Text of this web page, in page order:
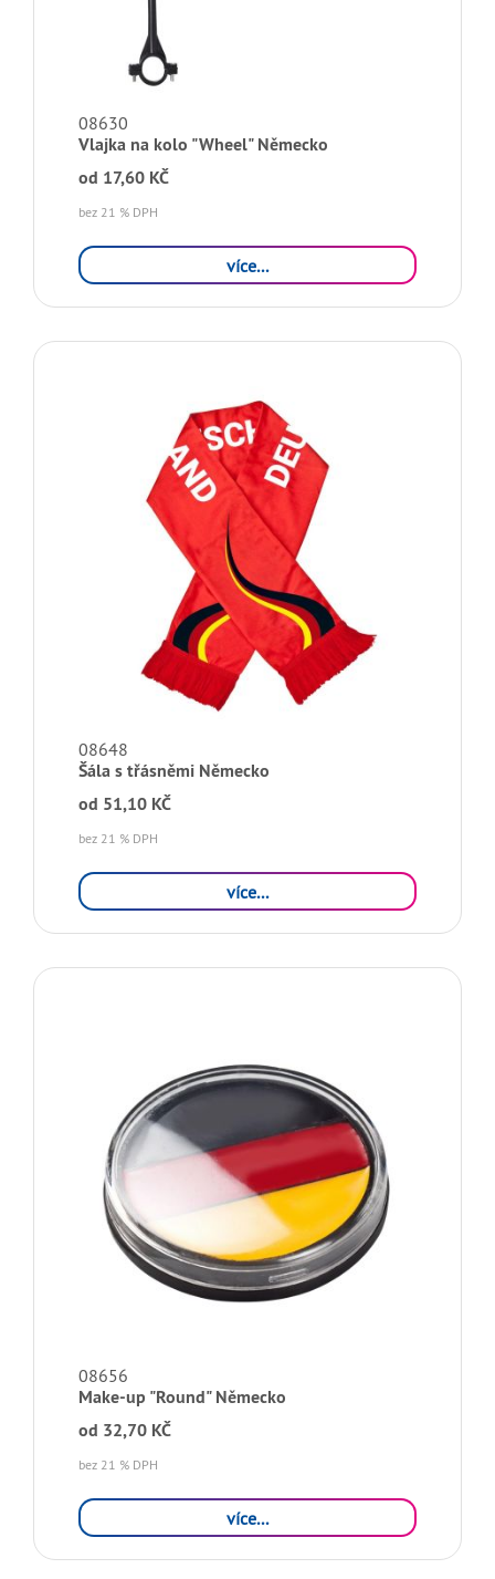
08630
Vlajka na kolo "Wheel" Německo
od 17,60 KČ
bez 21 % DPH
více...
08648
Šála s třásněmi Německo
od 51,10 KČ
bez 21 % DPH
více...
08656
Make-up "Round" Německo
od 32,70 KČ
bez 21 % DPH
více...